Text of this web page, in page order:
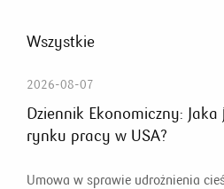
Wszystkie
2026-08-07
Dziennik Ekonomiczny:
rynku pracy w USA?
Umowa w sprawie udrożnienia